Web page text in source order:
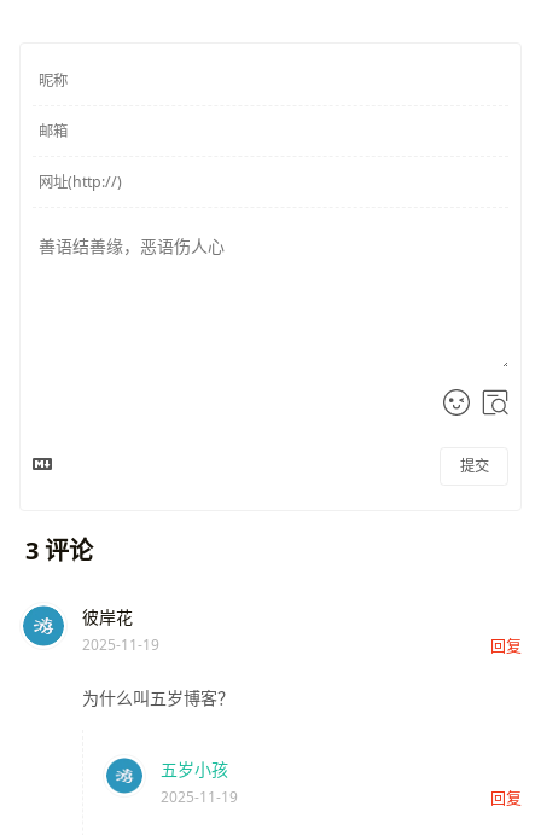
提交
3评论
彼岸花
2025-11-19 回复
为什么叫五岁博客？
五岁小孩
2025-11-19 回复